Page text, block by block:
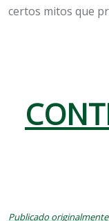
certos mitos que
Publicado